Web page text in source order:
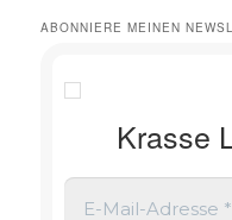
ABONNIERE MEINEN
Krasse